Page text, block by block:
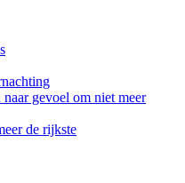
gevoel om niet meer
de rijkste